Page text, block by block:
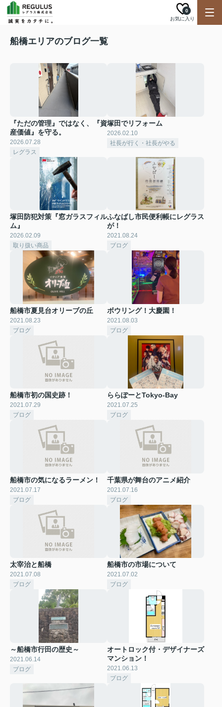
お気に入り
0
船橋エリアのブログ一覧
『ただの管理』ではなく、『資
産価値』を守る。
2026.07.28
レグラス
塚田でリフォーム
2026.02.10
社長が行く・社長がやる
塚田防犯対策『窓ガラスフィル
ム』
2026.02.09
取り扱い商品
ふなばし市民便利帳にレグラス
が！
2021.08.24
ブログ
船橋市夏見台オリーブの丘
2021.08.23
ブログ
ボウリング！大慶園！
2021.08.03
ブログ
船橋市初の国史跡！
2021.07.29
ブログ
ららぽーとTokyo-Bay
2021.07.25
ブログ
船橋市の気になるラーメン！
2021.07.17
ブログ
千葉県が舞台のアニメ紹介
2021.07.16
ブログ
太宰治と船橋
2021.07.08
ブログ
船橋市の市場について
2021.07.02
ブログ
～船橋市行田の歴史～
2021.06.14
ブログ
オートロック付・デザイナーズ
マンション！
2021.06.13
ブログ